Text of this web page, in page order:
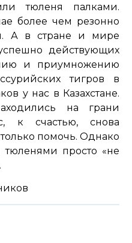
тюленя палками.
более чем резонно
А в стране и мире
действующих
и приумножению
тигров в
у нас в Казахстане.
на грани
к счастью, снова
помочь. Однако
просто «не